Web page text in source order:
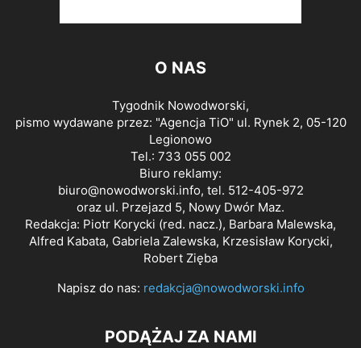
O NAS
Tygodnik Nowodworski,
pismo wydawane przez: "Agencja TiO" ul. Rynek 2, 05-120
Legionowo
Tel.: 733 055 002
Biuro reklamy:
biuro@nowodworski.info, tel. 512-405-972
oraz ul. Przejazd 5, Nowy Dwór Maz.
Redakcja: Piotr Korycki (red. nacz.), Barbara Malewska,
Alfred Kabata, Gabriela Zalewska, Krzesisław Korycki,
Robert Zięba
Napisz do nas: redakcja@nowodworski.info
PODĄŻAJ ZA NAMI